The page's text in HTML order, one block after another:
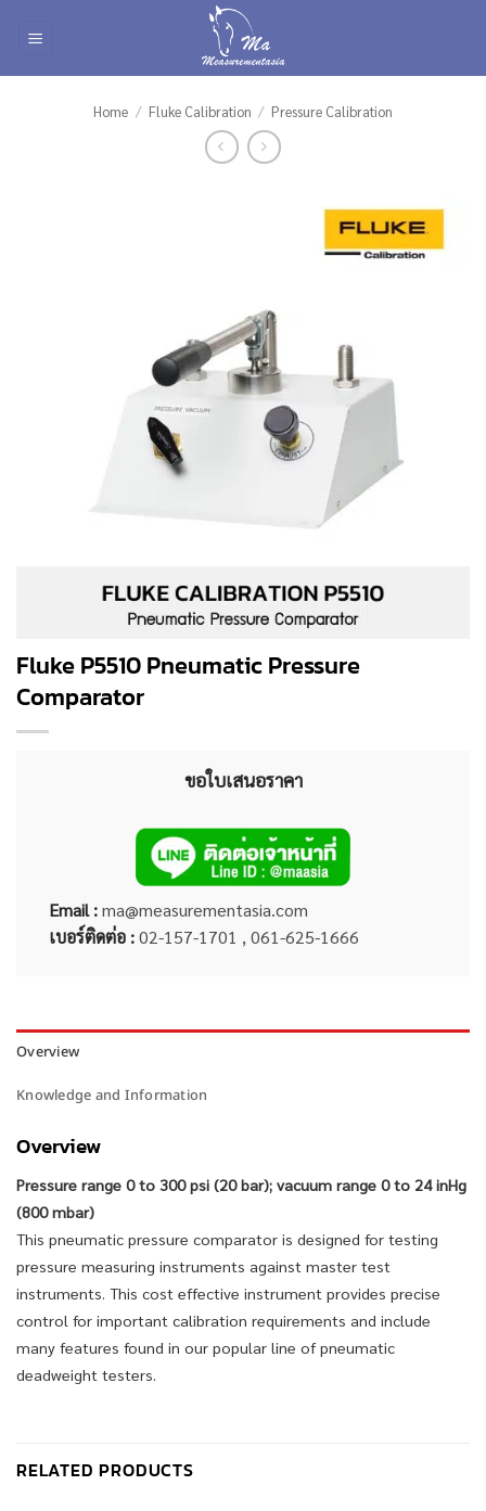
Home / Fluke Calibration / Pressure Calibration
Fluke P5510 Pneumatic Pressure
Comparator
ขอใบเสนอราคา
Email :ma@measurementasia.com
เบอร์ติดต่อ :02-157-1701 , 061-625-1666
Overview
Knowledge and Information
Overview
Pressure range 0 to 300 psi (20 bar); vacuum range 0 to 24 inHg
(800 mbar)
This pneumatic pressure comparator is designed for testing
pressure measuring instruments against master test
instruments. This cost effective instrument provides precise
control for important calibration requirements and include
many features found in our popular line of pneumatic
deadweight testers.
RELATED PRODUCTS